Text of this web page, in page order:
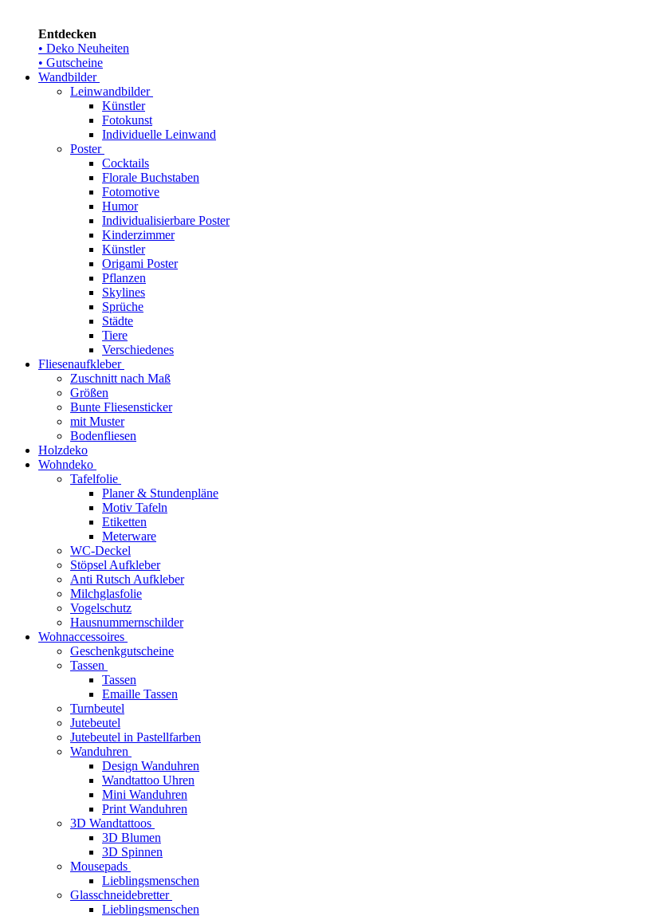
Entdecken
• Deko Neuheiten
• Gutscheine
Wandbilder
Leinwandbilder
Künstler
Fotokunst
Individuelle Leinwand
Poster
Cocktails
Florale Buchstaben
Fotomotive
Humor
Individualisierbare Poster
Kinderzimmer
Künstler
Origami Poster
Pflanzen
Skylines
Sprüche
Städte
Tiere
Verschiedenes
Fliesenaufkleber
Zuschnitt nach Maß
Größen
Bunte Fliesensticker
mit Muster
Bodenfliesen
Holzdeko
Wohndeko
Tafelfolie
Planer & Stundenpläne
Motiv Tafeln
Etiketten
Meterware
WC-Deckel
Stöpsel Aufkleber
Anti Rutsch Aufkleber
Milchglasfolie
Vogelschutz
Hausnummernschilder
Wohnaccessoires
Geschenkgutscheine
Tassen
Tassen
Emaille Tassen
Turnbeutel
Jutebeutel
Jutebeutel in Pastellfarben
Wanduhren
Design Wanduhren
Wandtattoo Uhren
Mini Wanduhren
Print Wanduhren
3D Wandtattoos
3D Blumen
3D Spinnen
Mousepads
Lieblingsmenschen
Glasschneidebretter
Lieblingsmenschen